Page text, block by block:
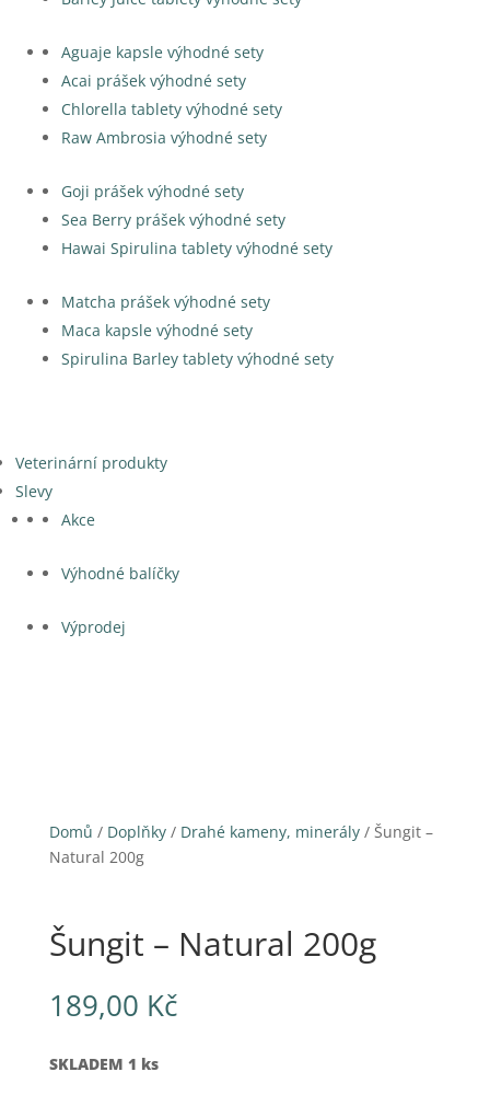
Aguaje kapsle výhodné sety
Acai prášek výhodné sety
Chlorella tablety výhodné sety
Raw Ambrosia výhodné sety
Goji prášek výhodné sety
Sea Berry prášek výhodné sety
Hawai Spirulina tablety výhodné sety
Matcha prášek výhodné sety
Maca kapsle výhodné sety
Spirulina Barley tablety výhodné sety
Veterinární produkty
Slevy
Akce
Výhodné balíčky
Výprodej
Domů / Doplňky/ Drahé kameny, minerály/ Šungit –
Natural 200g
Šungit – Natural 200g
189,00 Kč
SKLADEM 1 ks